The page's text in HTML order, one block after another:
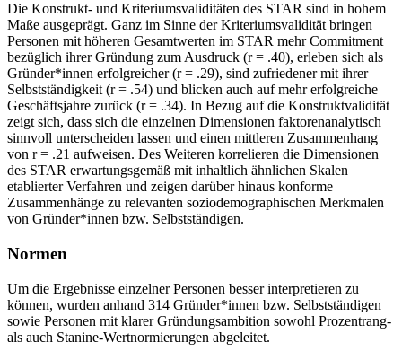
Die Konstrukt- und Kriteriumsvaliditäten des STAR sind in hohem
Maße ausgeprägt. Ganz im Sinne der Kriteriumsvalidität bringen
Personen mit höheren Gesamtwerten im STAR mehr Commitment
bezüglich ihrer Gründung zum Ausdruck (r = .40), erleben sich als
Gründer*innen erfolgreicher (r = .29), sind zufriedener mit ihrer
Selbstständigkeit (r = .54) und blicken auch auf mehr erfolgreiche
Geschäftsjahre zurück (r = .34). In Bezug auf die Konstruktvalidität
zeigt sich, dass sich die einzelnen Dimensionen faktorenanalytisch
sinnvoll unterscheiden lassen und einen mittleren Zusammenhang
von r = .21 aufweisen. Des Weiteren korrelieren die Dimensionen
des STAR erwartungsgemäß mit inhaltlich ähnlichen Skalen
etablierter Verfahren und zeigen darüber hinaus konforme
Zusammenhänge zu relevanten soziodemographischen Merkmalen
von Gründer*innen bzw. Selbstständigen.
Normen
Um die Ergebnisse einzelner Personen besser interpretieren zu
können, wurden anhand 314 Gründer*innen bzw. Selbstständigen
sowie Personen mit klarer Gründungsambition sowohl Prozentrang-
als auch Stanine-Wertnormierungen abgeleitet.